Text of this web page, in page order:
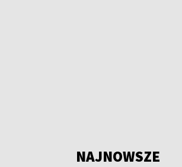
NAJNOWSZE